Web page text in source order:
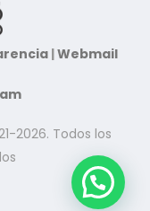
|Webmail
2026. Todos los